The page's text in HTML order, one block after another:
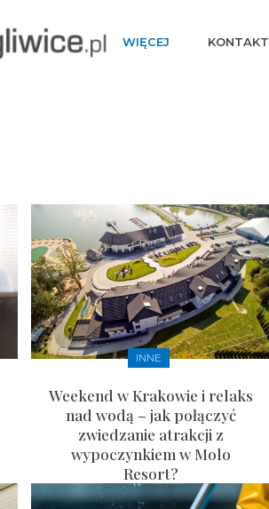
WIĘCEJ KONTAKT
INNE
Weekend w Krakowie i relaks
nad wodą – jak połączyć
zwiedzanie atrakcji z
wypoczynkiem w Molo
Resort?